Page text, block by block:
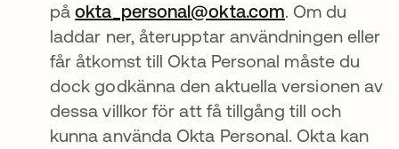
påokta_personal@okta.com. Om du
laddar ner, återupptar användningen eller
får åtkomst till Okta Personal måste du
dock godkänna den aktuella versionen av
dessa villkor för att få tillgång till och
kunna använda Okta Personal. Okta kan